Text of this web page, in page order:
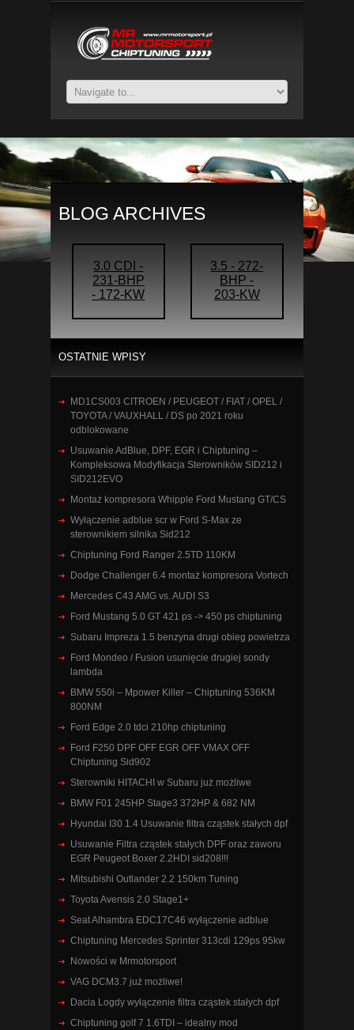
BLOG ARCHIVES
3.0 CDI -
231-BHP
- 172-KW
3.5 - 272-
BHP -
203-KW
OSTATNIE WPISY
MD1CS003 CITROEN / PEUGEOT / FIAT / OPEL /
TOYOTA / VAUXHALL / DS po 2021 roku
odblokowane
Usuwanie AdBlue, DPF, EGR i Chiptuning –
Kompleksowa Modyfikacja Sterowników SID212 i
SID212EVO
Montaż kompresora Whipple Ford Mustang GT/CS
Wyłączenie adblue scr w Ford S-Max ze
sterownikiem silnika Sid212
Chiptuning Ford Ranger 2.5TD 110KM
Dodge Challenger 6.4 montaż kompresora Vortech
Mercedes C43 AMG vs. AUDI S3
Ford Mustang 5.0 GT 421 ps -> 450 ps chiptuning
Subaru Impreza 1.5 benzyna drugi obieg powietrza
Ford Mondeo / Fusion usunięcie drugiej sondy
lambda
BMW 550i – Mpower Killer – Chiptuning 536KM
800NM
Ford Edge 2.0 tdci 210hp chiptuning
Ford F250 DPF OFF EGR OFF VMAX OFF
Chiptuning Sid902
Sterowniki HITACHI w Subaru już możliwe
BMW F01 245HP Stage3 372HP & 682 NM
Hyundai I30 1.4 Usuwanie filtra cząstek stałych dpf
Usuwanie Filtra cząstek stałych DPF oraz zaworu
EGR Peugeot Boxer 2.2HDI sid208!!!
Mitsubishi Outlander 2.2 150km Tuning
Toyota Avensis 2.0 Stage1+
Seat Alhambra EDC17C46 wyłączenie adblue
Chiptuning Mercedes Sprinter 313cdi 129ps 95kw
Nowości w Mrmotorsport
VAG DCM3.7 już możliwe!
Dacia Logdy wyłączenie filtra cząstek stałych dpf
Chiptuning golf 7 1.6TDI – idealny mod